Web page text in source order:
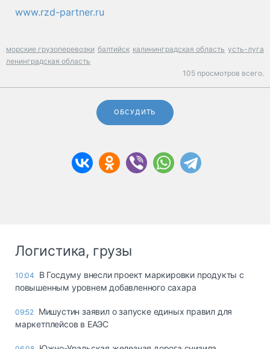
www.rzd-partner.ru
морские грузоперевозки балтийск калининградская область усть-луга
ленинградская область
105 просмотров всего.
ОБСУДИТЬ
Логистика, грузы
10:04
В Госдуму внесли проект маркировки продукты с
повышенным уровнем добавленного сахара
09:52 Мишустин заявил о запуске единых правил для
маркетплейсов в ЕАЭС